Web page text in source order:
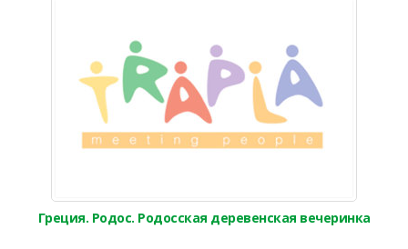
Греция. Родос. Родосская деревенская вечеринка